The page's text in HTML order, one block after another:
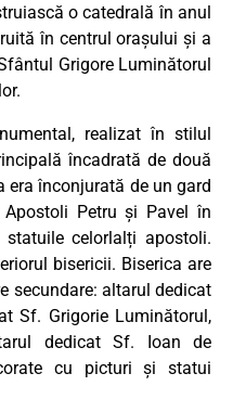
o catedrală în anul
în centrul orașului și a
Grigore Luminătorul
realizat în stilul
încadrată de două
era înconjurată de un gard
Petru și Pavel în
celorlalți apostoli.
bisericii. Biserica are
secundare: altarul dedicat
Sf. Grigorie Luminătorul,
dedicat Sf. Ioan de
cu picturi și statui